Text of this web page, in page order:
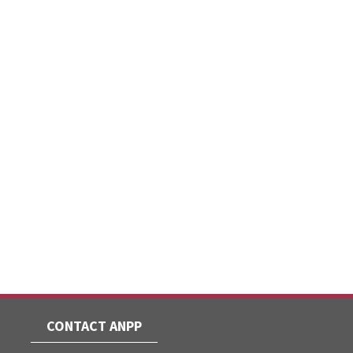
CONTACT ANPP